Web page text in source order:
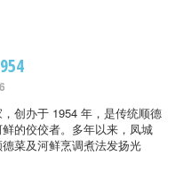
，创办于 1954 年，是传统顺德
的佼佼者。多年以来，凤城
菜及河鲜烹调煮法发扬光